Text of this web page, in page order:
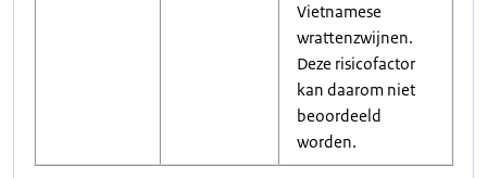
Vietnamese
wrattenzwijnen.
Deze risicofactor
kan daarom niet
beoordeeld
worden.